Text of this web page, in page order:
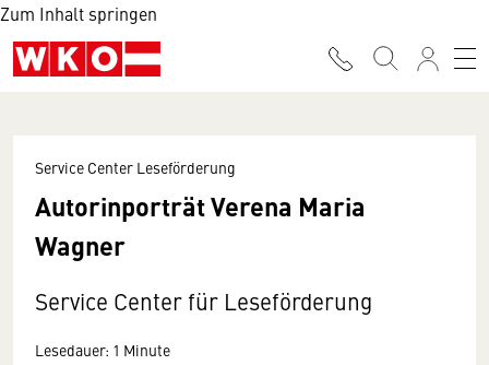
Zum Inhalt springen
Service Center Leseförderung
Autorinporträt Verena Maria
Wagner
Service Center für Leseförderung
Lesedauer: 1 Minute